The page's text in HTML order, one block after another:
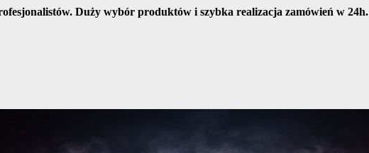
Duży wybór produktów i szybka realizacja zamówień w 24h.